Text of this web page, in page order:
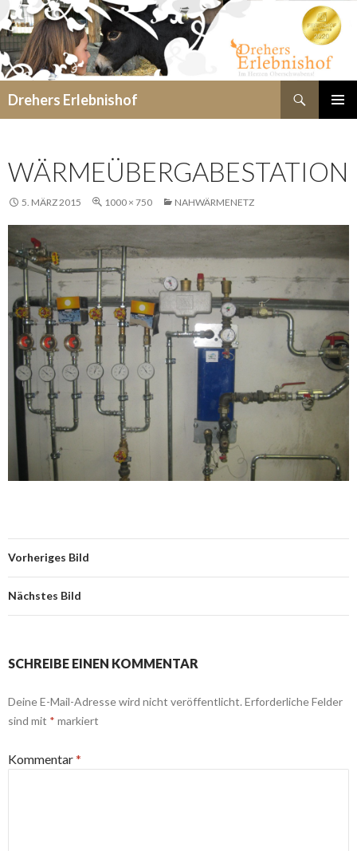
Drehers Erlebnishof
WÄRMEÜBERGABESTATION
5. MÄRZ 2015 1000 × 750 NAHWÄRMENETZ
Vorheriges Bild
Nächstes Bild
SCHREIBE EINEN KOMMENTAR
Deine E-Mail-Adresse wird nicht veröffentlicht. Erforderliche Felder
sind mit * markiert
Kommentar*